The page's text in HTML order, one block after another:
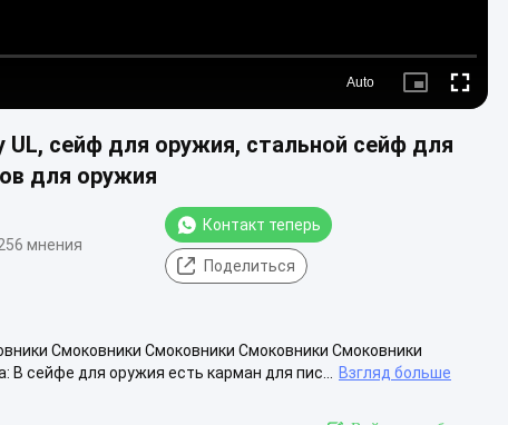
Auto
Picture- Fullscreen
сейф для оружия, стальной сейф для
для оружия
мнения
Контакт теперь
Поделиться
Смоковники Смоковники Смоковники Смоковники
сейфе для оружия есть карман для пис...
Взгляд больше